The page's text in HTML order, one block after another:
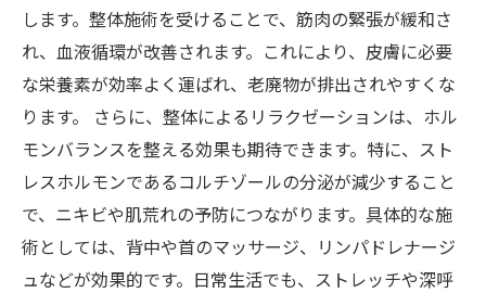
します。整体施術を受けることで、筋肉の緊張が緩和さ
れ、血液循環が改善されます。これにより、皮膚に必要
な栄養素が効率よく運ばれ、老廃物が排出されやすくな
ります。 さらに、整体によるリラクゼーションは、ホル
モンバランスを整える効果も期待できます。特に、スト
レスホルモンであるコルチゾールの分泌が減少すること
で、ニキビや肌荒れの予防につながります。具体的な施
術としては、背中や首のマッサージ、リンパドレナージ
ュなどが効果的です。日常生活でも、ストレッチや深呼